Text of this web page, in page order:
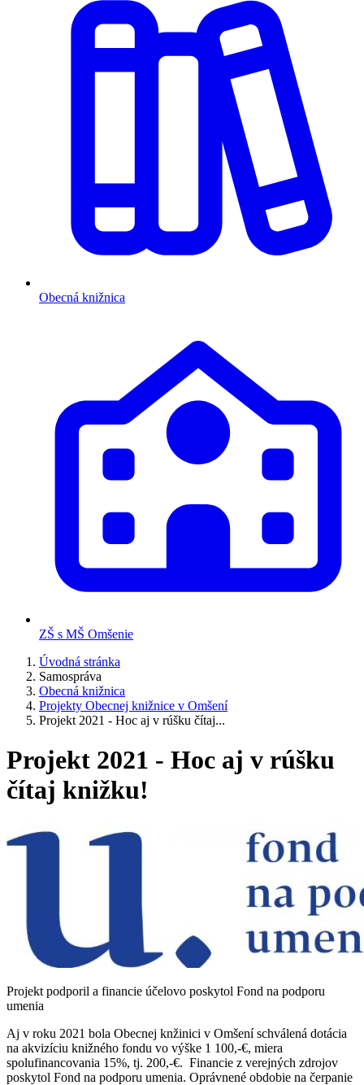
Obecná knižnica
ZŠ s MŠ Omšenie
Úvodná stránka
Samospráva
Obecná knižnica
Projekty Obecnej knižnice v Omšení
Projekt 2021 - Hoc aj v rúšku čítaj...
Projekt 2021 - Hoc aj v rúšku
čítaj knižku!
Projekt podporil a financie účelovo poskytol Fond na podporu
umenia
Aj v roku 2021 bola Obecnej knžinici v Omšení schválená dotácia
na akvizíciu knižného fondu vo výške 1 100,-€, miera
spolufinancovania 15%, tj. 200,-€. Financie z verejných zdrojov
poskytol Fond na podporu umenia. Oprávnené obdobie na čerpanie